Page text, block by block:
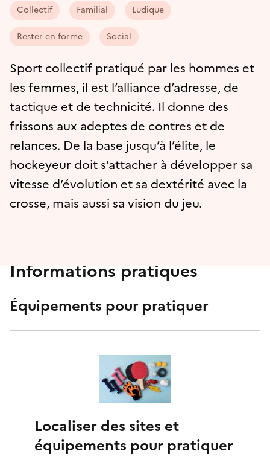
Collectif Familial Ludique
Rester en forme Social
Sport collectif pratiqué par les hommes et
les femmes, il est l’alliance d’adresse, de
tactique et de technicité. Il donne des
frissons aux adeptes de contres et de
relances. De la base jusqu’à l’élite, le
hockeyeur doit s’attacher à développer sa
vitesse d’évolution et sa dextérité avec la
crosse, mais aussi sa vision du jeu.
Informations pratiques
Équipements pour pratiquer
Localiser des sites et
équipements pour pratiquer